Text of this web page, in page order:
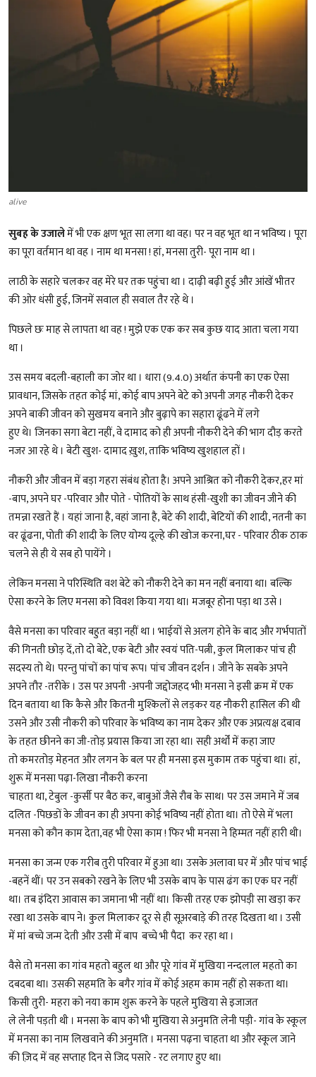
alive
सुबह के उजालेमें भी एक क्षण भूत सा लगा था वह। पर न वह भूत था न भविष्य । पूरा
का पूरा वर्तमान था वह । नाम था मनसा ! हां, मनसा तुरी- पूरा नाम था ।
लाठी के सहारे चलकर वह मेरे घर तक पहुंचा था । दाढ़ी बढ़ी हुई और आंखें भीतर
की ओर धंसी हुई, जिनमें सवाल ही सवाल तैर रहे थे ।
पिछले छः माह से लापता था वह ! मुझे एक एक कर सब कुछ याद आता चला गया
था ।
उस समय बदली-बहाली का जोर था । धारा (9.4.0) अर्थात कंपनी का एक ऐसा
प्रावधान, जिसके तहत कोई मां, कोई बाप अपने बेटे को अपनी जगह नौकरी देकर
अपने बाकी जीवन को सुखमय बनाने और बुढ़ापे का सहारा ढूंढने में लगे
हुए थे। जिनका सगा बेटा नहीं, वे दामाद को ही अपनी नौकरी देने की भाग दौड़ करते
नजर आ रहे थे । बेटी खुश- दामाद ख़ुश, ताकि भविष्य खुशहाल हों ।
नौकरी और जीवन में बड़ा गहरा संबंध होता है। अपने आश्रित को नौकरी देकर,हर मां
-बाप, अपने घर -परिवार और पोते - पोतियों के साथ हंसी-खुशी का जीवन जीने की
तमन्ना रखते हैं । यहां जाना है, वहां जाना है, बेटे की शादी, बेटियों की शादी, नतनी का
वर ढूंढना, पोती की शादी के लिए योग्य दूल्हे की खोज करना,घर - परिवार ठीक ठाक
चलने से ही ये सब हो पायेंगे ।
लेकिन मनसा ने परिस्थिति वश बेटे को नौकरी देने का मन नहीं बनाया था। बल्कि
ऐसा करने के लिए मनसा को विवश किया गया था। मजबूर होना पड़ा था उसे ।
वैसे मनसा का परिवार बहुत बड़ा नहीं था । भाईयों से अलग होने के बाद और गर्भपातों
की गिनती छोड़ दें,तो दो बेटे, एक बेटी और स्वयं पति-पत्नी, कुल मिलाकर पांच ही
सदस्य तो थे। परन्तु पांचों का पांच रूप। पांच जीवन दर्शन । जीने के सबके अपने
अपने तौर -तरीके । उस पर अपनी -अपनी जद्दोजहद भी! मनसा ने इसी क्रम में एक
दिन बताया था कि कैसे और कितनी मुश्किलों से लड़कर यह नौकरी हासिल की थी
उसने और उसी नौकरी को परिवार के भविष्य का नाम देकर और एक अप्रत्यक्ष दबाव
के तहत छीनने का जी-तोड़ प्रयास किया जा रहा था। सही अर्थों में कहा जाए
तो कमरतोड़ मेहनत और लगन के बल पर ही मनसा इस मुकाम तक पहुंचा था। हां,
शुरू में मनसा पढ़ा-लिखा नौकरी करना
चाहता था, टेबुल -कुर्सी पर बैठ कर, बाबुओं जैसे रौब के साथ। पर उस जमाने में जब
दलित -पिछडों के जीवन का ही अपना कोई भविष्य नहीं होता था। तो ऐसे में भला
मनसा को कौन काम देता,वह भी ऐसा काम ! फिर भी मनसा ने हिम्मत नहीं हारी थी।
मनसा का जन्म एक गरीब तुरी परिवार में हुआ था। उसके अलावा घर में और पांच भाई
-बहनें थीं। पर उन सबको रखने के लिए भी उसके बाप के पास ढंग का एक घर नहीं
था। तब इंदिरा आवास का जमाना भी नहीं था। किसी तरह एक झोपड़ी सा खड़ा कर
रखा था उसके बाप ने। कुल मिलाकर दूर से ही सूअरबाड़े की तरह दिखता था । उसी
में मां बच्चे जन्म देती और उसी में बाप बच्चे भी पैदा कर रहा था ।
वैसे तो मनसा का गांव महतो बहुल था और पूरे गांव में मुखिया नन्दलाल महतो का
दबदबा था। उसकी सहमति के बगैर गांव में कोई अहम काम नहीं हो सकता था।
किसी तुरी- महरा को नया काम शुरू करने के पहले मुखिया से इजाजत
ले लेनी पड़ती थी । मनसा के बाप को भी मुखिया से अनुमति लेनी पड़ी- गांव के स्कूल
में मनसा का नाम लिखवाने की अनुमति । मनसा पढ़ना चाहता था और स्कूल जाने
की ज़िद में वह सप्ताह दिन से जिद पसारे - रट लगाए हुए था।